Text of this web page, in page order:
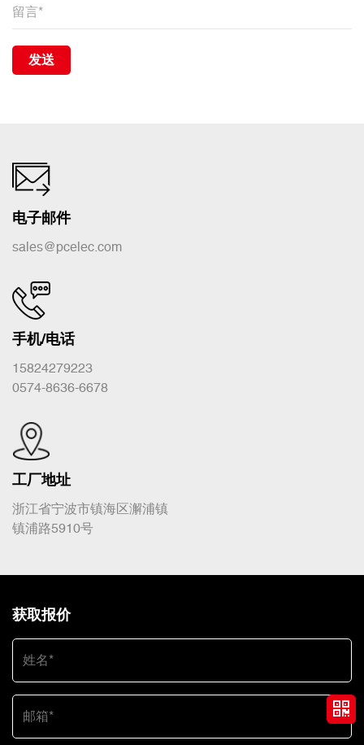
发送
电子邮件
sales@pcelec.com
手机/电话
15824279223
0574-8636-6678
工厂地址
浙江省宁波市镇海区澥浦镇
镇浦路5910号
获取报价